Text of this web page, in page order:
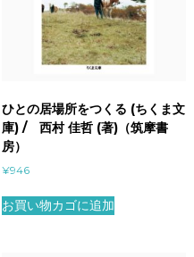
ひとの居場所をつくる (ちくま文
庫) / 西村 佳哲 (著)（筑摩書
房）
¥946
お買い物カゴに追加